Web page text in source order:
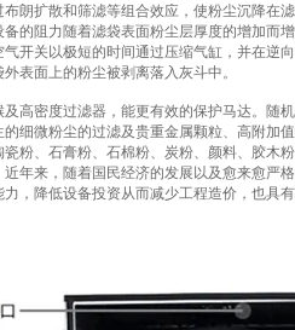
朗扩散和筛滤等组合效应，使粉尘沉降在
的阻力随着滤袋表面粉尘层厚度的增加而
开关以极短的时间通过压缩气缸，并在逆
表面上的粉尘被剥离落入灰斗中。
及高密度过滤器，能更有效的保护马达。随
细微粉尘的过滤及贵重金属颗粒、高附加
粉、石膏粉、石棉粉、炭粉、颜料、胶木
近年来，随着国民经济的发展以及愈来愈严
，降低设备投资从而减少工程造价，也具有